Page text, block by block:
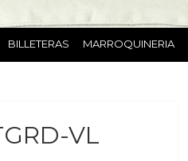
BILLETERAS MARROQUINERIA
VL